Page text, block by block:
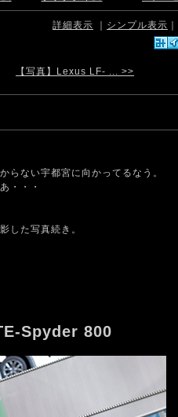
詳細表示 シンプル表示
【写真】Lexus LF- ... >>
らない宇都宮に向かってるなう。
・・・
した写真続き。
Spyder 800